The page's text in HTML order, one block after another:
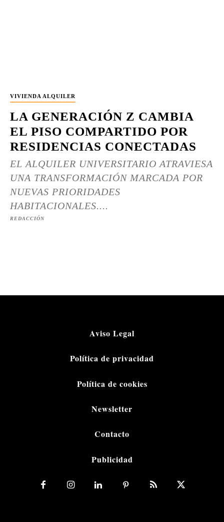
VIVIENDA ALQUILER
LA GENERACIÓN Z CAMBIA
EL PISO COMPARTIDO POR
RESIDENCIAS CONECTADAS
EL ALQUILER UNIVERSITARIO ATRAVIESA
UNA TRANSFORMACIÓN MARCADA POR
NUEVAS PRIORIDADES
HABITACIONALES....
REDACCIÓN
Aviso Legal
Política de privacidad
Política de cookies
Newsletter
Contacto
Publicidad